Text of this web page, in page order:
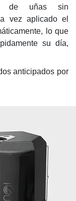
de uñas sin
vez aplicado el
lo que
su día,
anticipados por